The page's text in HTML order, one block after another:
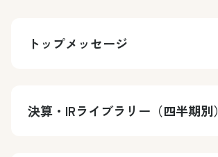
トップメッセージ
決算・IRライブラリー（四半期別）